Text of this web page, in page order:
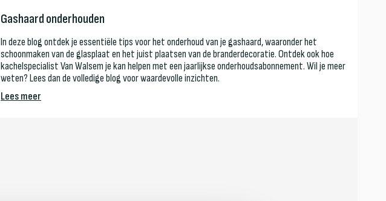
Gashaard onderhouden
In deze blog ontdek je essentiële tips voor het onderhoud van je gashaard, waaronder het
schoonmaken van de glasplaat en het juist plaatsen van de branderdecoratie. Ontdek ook hoe
kachelspecialist Van Walsem je kan helpen met een jaarlijkse onderhoudsabonnement. Wil je meer
weten? Lees dan de volledige blog voor waardevolle inzichten.
Lees meer